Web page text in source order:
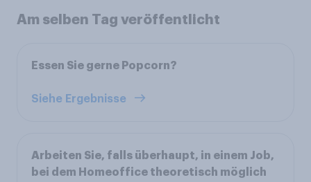
Am selben Tag veröffentlicht
Essen Sie gerne Popcorn?
Siehe Ergebnisse
Arbeiten Sie, falls überhaupt, in einem Job,
bei dem Homeoffice theoretisch möglich